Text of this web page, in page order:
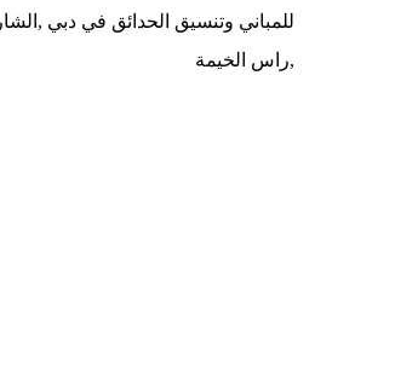
للمباني وتنسيق الحدائق في دبي
,راس الخيمة